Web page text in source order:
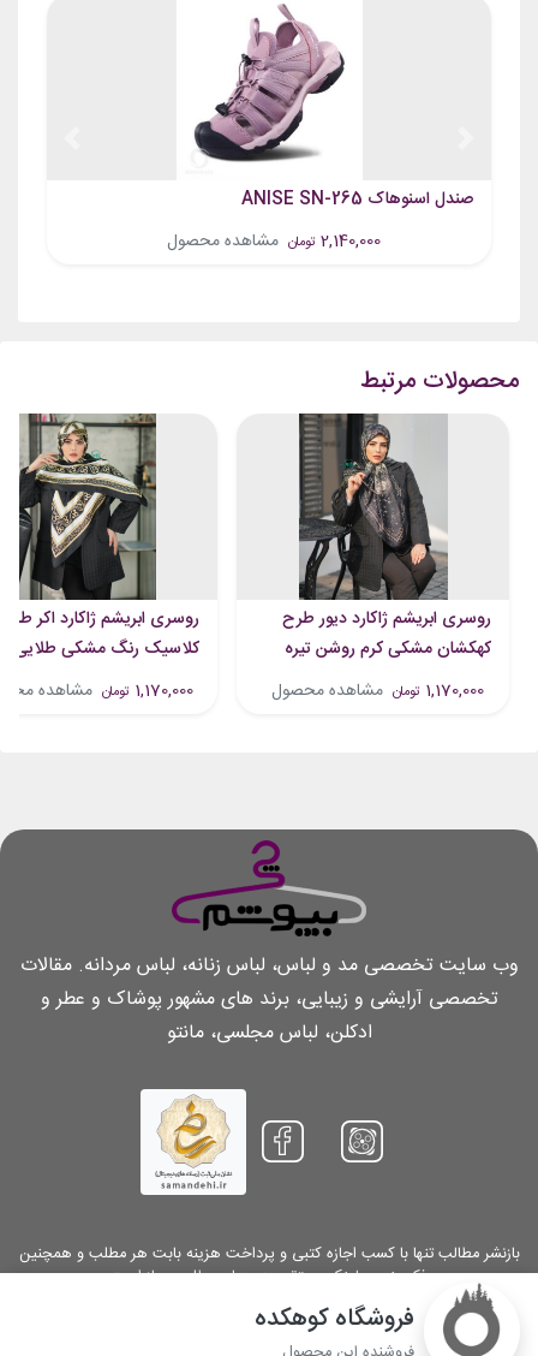
فروشگاه کوهکده
صندل اسنوهاک ANISE SN-265
2,140,000 تومان مشاهده محصول
محصولات مرتبط
روسری ابریشم ژاکارد دیور طرح
کهکشان مشکی کرم روشن تیره
1,170,000 تومان مشاهده محصول
روسری ابریشم ژاکارد اکر طرح
کلاسیک رنگ مشکی طلایی
1,170,000 تومان مشاهده
وب سایت تخصصی مد و لباس، لباس زنانه، لباس مردانه. مقالات
تخصصی آرایشی و زیبایی، برند های مشهور پوشاک و عطر و
ادکلن، لباس مجلسی، مانتو
بازنشر مطالب تنها با کسب اجازه کتبی و پرداخت هزینه بابت هر مطلب و همچنین
ذکر منبع و لینک مستقیم به همان مطلب مجاز است
Chibepoosham.com. All Rights Reserved